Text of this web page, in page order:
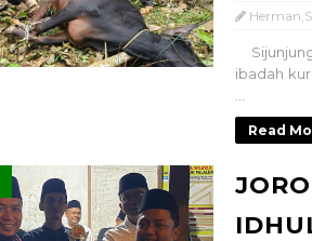
ibadah
Read